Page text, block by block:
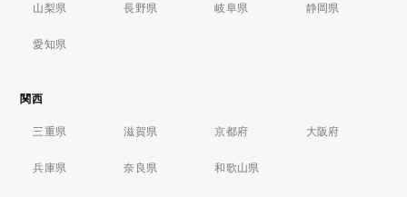
山梨県 長野県 岐阜県 静岡県
愛知県
関西
三重県 滋賀県 京都府 大阪府
兵庫県 奈良県 和歌山県